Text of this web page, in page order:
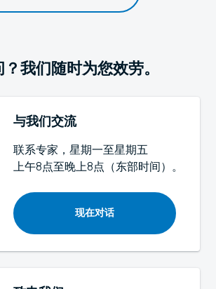
我们随时为您效劳。
与我们交流
联系专家，星期一至星期五
上午8点至晚上8点（东部时间） 。
现在对话